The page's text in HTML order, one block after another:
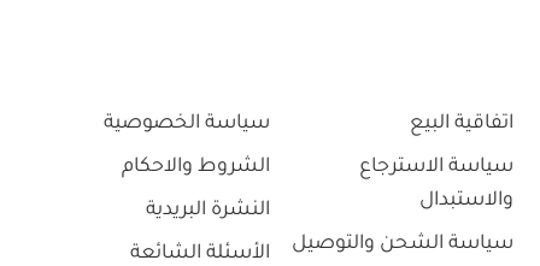
اتفاقية البيع
سياسة الاسترجاع
والاستبدال
سياسة الشحن والتوصيل
سياسة الخصوصية
الشروط والاحكام
النشرة البريدية
الأسئلة الشائعة